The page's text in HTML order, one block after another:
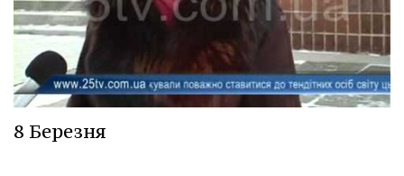
8 Березня